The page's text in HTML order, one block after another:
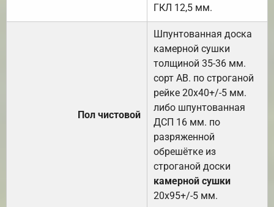
ГКЛ 12,5 мм.
Пол чистовой
Шпунтованная доска
камерной сушки
толщиной 35-36 мм.
сорт АВ. по строганой
рейке 20х40+/-5 мм.
либо шпунтованная
ДСП 16 мм. по
разряженной
обрешётке из
строганой доски
камерной сушки
20х95+/-5 мм.